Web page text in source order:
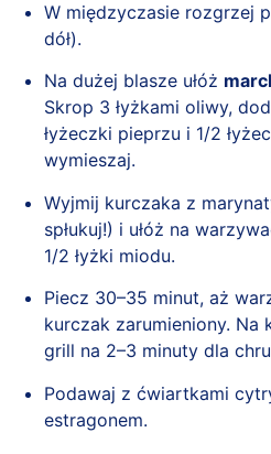
W międzyczasie rozgrzej
dół).
Na dużej blasze ułóż
Skrop 3 łyżkami oliwy,
łyżeczki pieprzu i 1/2
wymieszaj.
Wyjmij kurczaka z
spłukuj!) i ułóż na
1/2 łyżki miodu.
Piecz 30–35 minut, aż
kurczak zarumieniony. Na
grill na 2–3 minuty dla
Podawaj z ćwiartkami
estragonem.